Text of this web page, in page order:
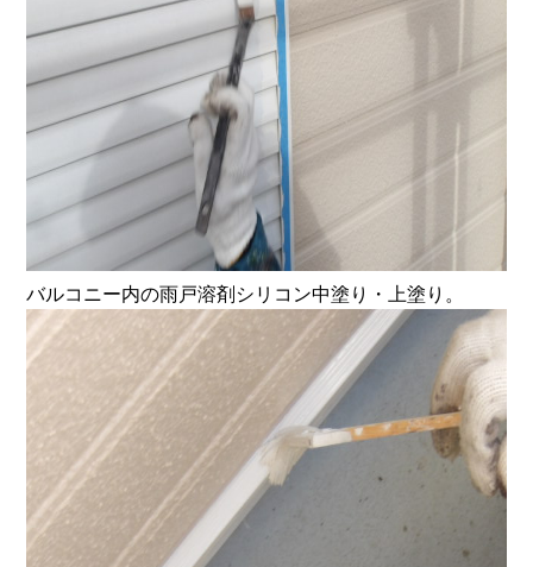
バルコニー内の雨戸溶剤シリコン中塗り・上塗り。